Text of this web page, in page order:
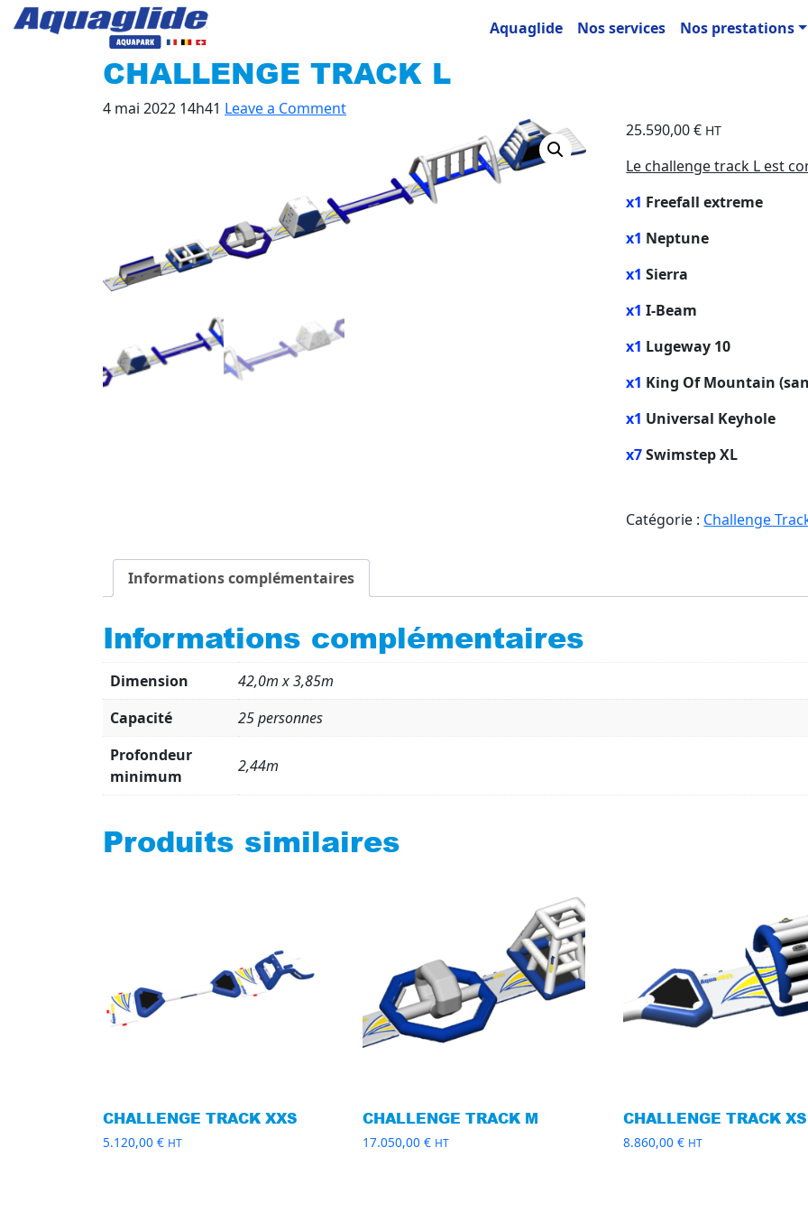
Aquaglide Nos services Nos prestations
CHALLENGE TRACK L
4 mai 2022 14h41 Leave a Comment
25.590,00€ HT
Le challenge track L est
x1 Freefall extreme
x1 Neptune
x1 Sierra
x1 I-Beam
x1 Lugeway 10
x1 King Of Mountain
x1 Universal Keyhole
x7Swimstep XL
Catégorie : Challenge
Informations complémentaires
Informations complémentaires
Dimension
42,0m x 3,85m
Capacité
25 personnes
Profondeur
minimum
2,44m
Produits similaires
CHALLENGE TRACK XXS
5.120,00 € HT
CHALLENGE TRACK M
17.050,00€ HT
CHALLENGE TRACK XS
8.860,00 € HT